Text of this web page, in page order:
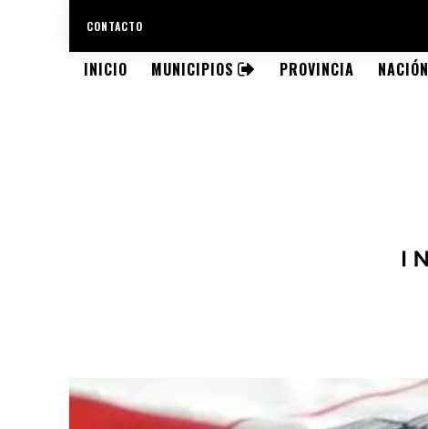
CONTACTO
INICIO MUNICIPIOS PROVINCIA NACIÓN